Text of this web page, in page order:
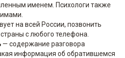
именем. Психологи также
на всей России, позвонить
с любого телефона.
— содержание разговора
информация об обратившемся